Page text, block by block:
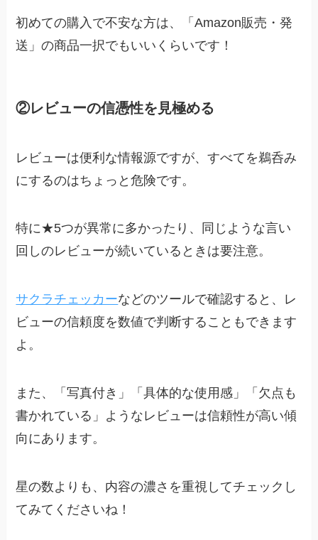
初めての購入で不安な方は、「Amazon販売・発
送」の商品一択でもいいくらいです！
②レビューの信憑性を見極める
レビューは便利な情報源ですが、すべてを鵜呑み
にするのはちょっと危険です。
特に★5つが異常に多かったり、同じような言い
回しのレビューが続いているときは要注意。
サクラチェッカーなどのツールで確認すると、レ
ビューの信頼度を数値で判断することもできます
よ。
また、「写真付き」「具体的な使用感」「欠点も
書かれている」ようなレビューは信頼性が高い傾
向にあります。
星の数よりも、内容の濃さを重視してチェックし
てみてくださいね！